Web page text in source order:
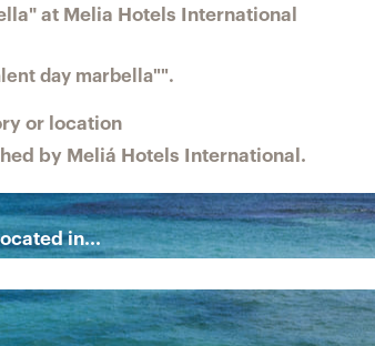
at Melia Hotels International
day marbella"".
or location
by Meliá Hotels International.
in...